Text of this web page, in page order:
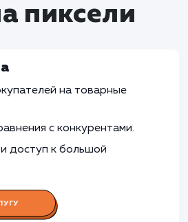
по
и запуск рекламных кампаний в
связанных с Яндекс Маркет
и оптимизация кампаний,
анализ конверсии